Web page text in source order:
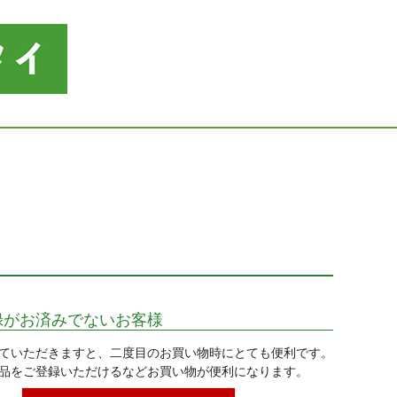
お済みでないお客様
いただきますと、二度目のお買い物時にとても便利です。
をご登録いただけるなどお買い物が便利になります。